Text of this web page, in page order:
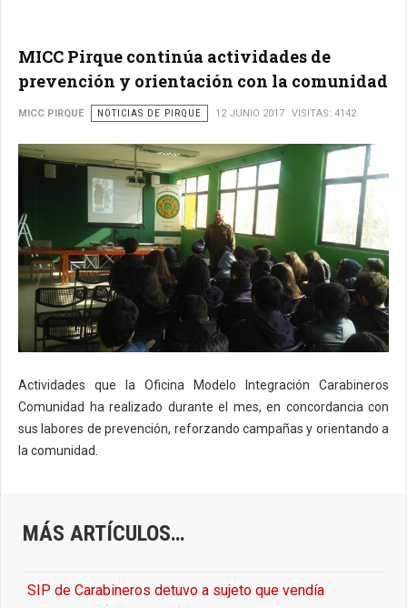
MICC Pirque continúa actividades de
prevención y orientación con la comunidad
MICC PIRQUE NOTICIAS DE PIRQUE 12 JUNIO 2017 VISITAS: 4142
Actividades que la Oficina Modelo Integración Carabineros
Comunidad ha realizado durante el mes, en concordancia con
sus labores de prevención, reforzando campañas y orientando a
la comunidad.
MÁS ARTÍCULOS…
SIP de Carabineros detuvo a sujeto que vendía